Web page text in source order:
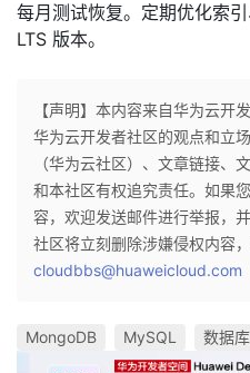
每月测试恢复。定期优化索
LTS 版本。
【声明】本内容来自华为云开
华为云开发者社区的观点和立
（华为云社区）、文章链接、
和本社区有权追究责任。如果
容，欢迎发送邮件进行举报，
社区将立刻删除涉嫌侵权内容，
cloudbbs@huaweicloud.com
MongoDB MySQL 数据库